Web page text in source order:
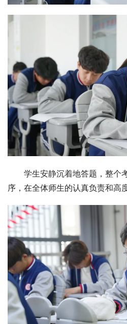
学生安静沉着地答题，整个
序，在全体师生的认真负责和高